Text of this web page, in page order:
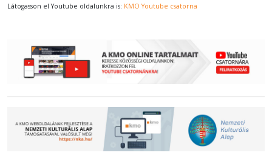
Látogasson el Youtube oldalunkra is: KMO Youtube csatorna